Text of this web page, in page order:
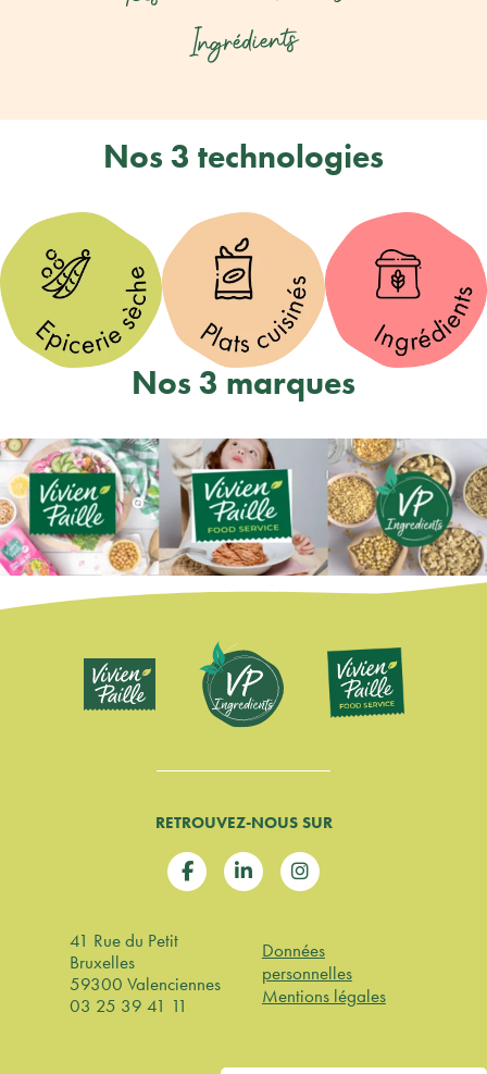
Ingrédients
Nos 3 technologies
Nos 3 marques
RETROUVEZ-NOUS SUR
41 Rue du Petit
Bruxelles
59300 Valenciennes
03 25 39 41 11
Données
personnelles
Mentions légales